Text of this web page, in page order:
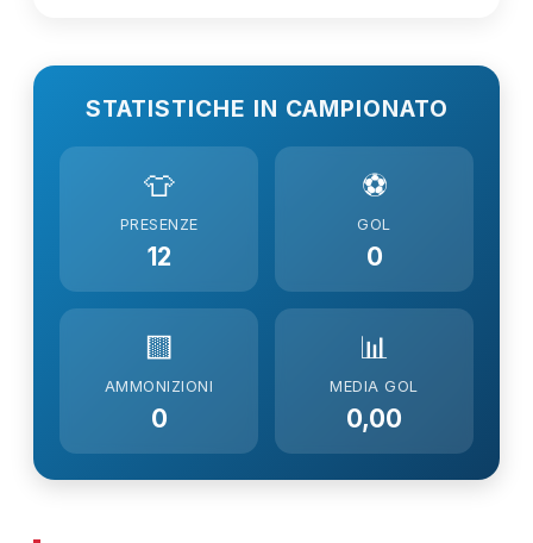
STATISTICHE IN CAMPIONATO
👕
PRESENZE
12
⚽
GOL
0
🟨
AMMONIZIONI
0
📊
MEDIA GOL
0,00